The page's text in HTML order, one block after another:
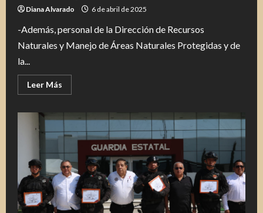
Diana Alvarado 6 de abril de 2025
-Además, personal de la Dirección de Recursos
Naturales y Manejo de Áreas Naturales Protegidas y de
la...
Leer Más
más
de
SEDUMA
combate
a
incendio
de
pastizales
en
Tula